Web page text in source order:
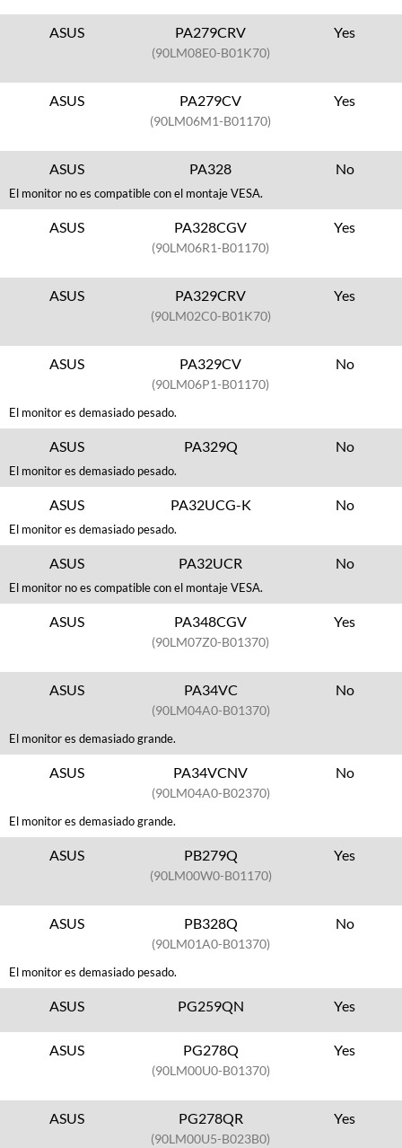
ASUS PA279CRV
(90LM08E0-B01K70)
Yes
ASUS PA279CV
(90LM06M1-B01170)
Yes
ASUS PA328 No
El monitor no es compatible con el montaje VESA.
ASUS PA328CGV
(90LM06R1-B01170)
Yes
ASUS PA329CRV
(90LM02C0-B01K70)
Yes
ASUS PA329CV
(90LM06P1-B01170)
No
El monitor es demasiado pesado.
ASUS PA329Q No
El monitor es demasiado pesado.
ASUS PA32UCG-K No
El monitor es demasiado pesado.
ASUS PA32UCR No
El monitor no es compatible con el montaje VESA.
ASUS PA348CGV
(90LM07Z0-B01370)
Yes
ASUS PA34VC
(90LM04A0-B01370)
No
El monitor es demasiado grande.
ASUS PA34VCNV
(90LM04A0-B02370)
No
El monitor es demasiado grande.
ASUS PB279Q
(90LM00W0-B01170)
Yes
ASUS PB328Q
(90LM01A0-B01370)
No
El monitor es demasiado pesado.
ASUS PG259QN Yes
ASUS PG278Q
(90LM00U0-B01370)
Yes
ASUS PG278QR
(90LM00U5-B023B0)
Yes